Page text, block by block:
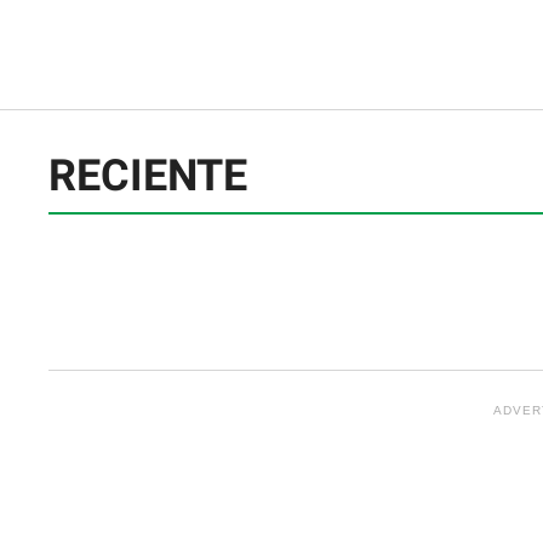
RECIENTE